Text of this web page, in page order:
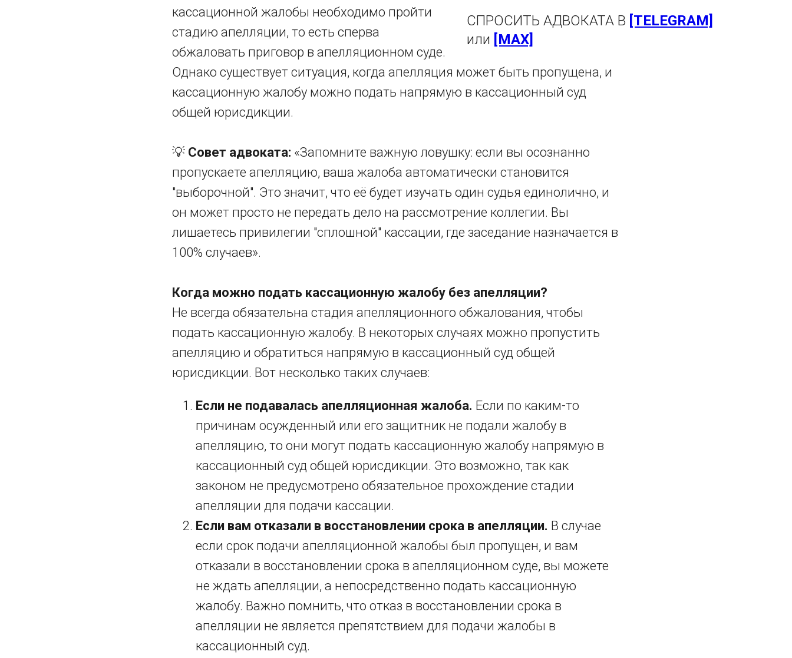
СПРОСИТЬ АДВОКАТА В [TELEGRAM]
или [MAX]
кассационной жалобы необходимо пройти
стадию апелляции, то есть сперва
обжаловать приговор в апелляционном суде.
Однако существует ситуация, когда апелляция может быть пропущена, и
кассационную жалобу можно подать напрямую в кассационный суд
общей юрисдикции.
💡 Совет адвоката: «Запомните важную ловушку: если вы осознанно
пропускаете апелляцию, ваша жалоба автоматически становится
"выборочной". Это значит, что её будет изучать один судья единолично, и
он может просто не передать дело на рассмотрение коллегии. Вы
лишаетесь привилегии "сплошной" кассации, где заседание назначается в
100% случаев».
Когда можно подать кассационную жалобу без апелляции?
Не всегда обязательна стадия апелляционного обжалования, чтобы
подать кассационную жалобу. В некоторых случаях можно пропустить
апелляцию и обратиться напрямую в кассационный суд общей
юрисдикции. Вот несколько таких случаев:
Если не подавалась апелляционная жалоба. Если по каким-то
причинам осужденный или его защитник не подали жалобу в
апелляцию, то они могут подать кассационную жалобу напрямую в
кассационный суд общей юрисдикции. Это возможно, так как
законом не предусмотрено обязательное прохождение стадии
апелляции для подачи кассации.
Если вам отказали в восстановлении срока в апелляции. В случае
если срок подачи апелляционной жалобы был пропущен, и вам
отказали в восстановлении срока в апелляционном суде, вы можете
не ждать апелляции, а непосредственно подать кассационную
жалобу. Важно помнить, что отказ в восстановлении срока в
апелляции не является препятствием для подачи жалобы в
кассационный суд.